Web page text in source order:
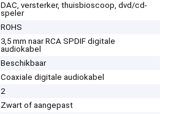
DAC, versterker, thuisbioscoop, dvd/cd-
speler
ROHS
3,5 mm naar RCA SPDIF digitale
audiokabel
Beschikbaar
Coaxiale digitale audiokabel
2
Zwart of aangepast